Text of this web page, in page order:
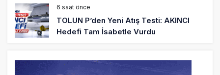
6 saat önce
TOLUN P’den Yeni Atış Testi: AKINCI
Hedefi Tam İsabetle Vurdu
Türkiye’nin Milli Motor Projelerinde Yeni